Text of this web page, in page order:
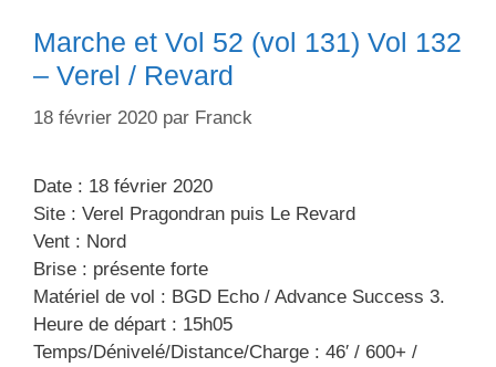
e
s
t
e
Marche et Vol 52 (vol 131) Vol 132
– Verel / Revard
18 février 2020 par Franck
Date : 18 février 2020
Site : Verel Pragondran puis Le Revard
Vent : Nord
Brise : présente forte
Matériel de vol : BGD Echo / Advance Success 3.
Heure de départ : 15h05
Temps/Dénivelé/Distance/Charge : 46′ / 600+ /